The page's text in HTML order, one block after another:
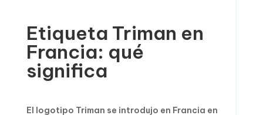
Etiqueta Triman en
Francia: qué
significa
El logotipo Triman se introdujo en Francia en